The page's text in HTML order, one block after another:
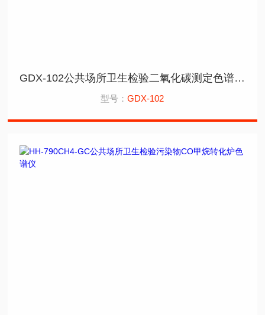
GDX-102公共场所卫生检验二氧化碳测定色谱柱安捷伦
型号：GDX-102